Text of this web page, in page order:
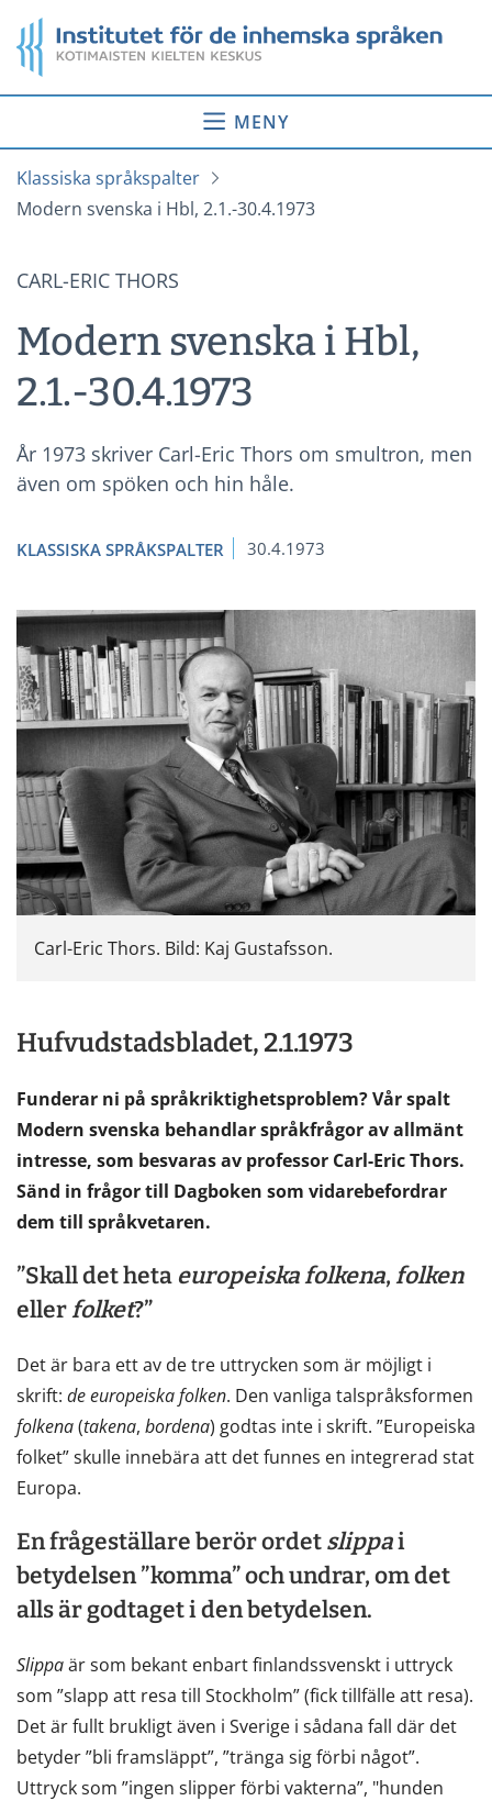
till
innehåll
Startsida
MENY
Klassiska språkspalter
Modern svenska i Hbl, 2.1.-30.4.1973
CARL-ERIC THORS
Modern svenska i Hbl,
2.1.-30.4.1973
År 1973 skriver Carl-Eric Thors om smultron, men
även om spöken och hin håle.
KLASSISKA SPRÅKSPALTER 30.4.1973
Carl-Eric Thors. Bild: Kaj Gustafsson.
Hufvudstadsbladet, 2.1.1973
Funderar ni på språkriktighetsproblem? Vår spalt
Modern svenska behandlar språkfrågor av allmänt
intresse, som besvaras av professor Carl-Eric Thors.
Sänd in frågor till Dagboken som vidarebefordrar
dem till språkvetaren.
”Skall det heta europeiskafolkena,folken
ellerfolket?”
Det är bara ett av de tre uttrycken som är möjligt i
skrift: deeuropeiskafolken. Den vanliga talspråksformen
folkena(takena, bordena) godtas inte i skrift. ”Europeiska
folket” skulle innebära att det funnes en integrerad stat
Europa.
En frågeställare berör ordetslippai
betydelsen ”komma” och undrar, om det
alls är godtaget i den betydelsen.
Slippaär som bekant enbart finlandssvenskt i uttryck
som ”slapp att resa till Stockholm” (fick tillfälle att resa).
Det är fullt brukligt även i Sverige i sådana fall där det
betyder ”bli framsläppt”, ”tränga sig förbi något”.
Uttryck som ”ingen slipper förbi vakterna”, "hunden